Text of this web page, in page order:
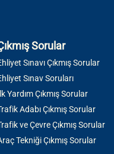
Sorular
Sınavı Çıkmış Sorular
Sınav Soruları
Yardım Çıkmış Sorular
Adabı Çıkmış Sorular
ve Çevre Çıkmış Sorular
Tekniği Çıkmış Sorular